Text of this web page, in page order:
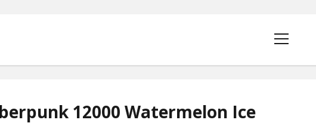
menüyü
aç
12000 Watermelon Ice